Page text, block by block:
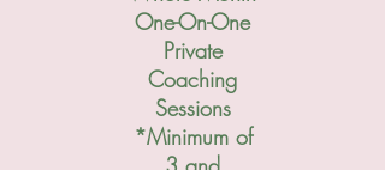
One-On-One
Private
Coaching
Sessions
*Minimum of